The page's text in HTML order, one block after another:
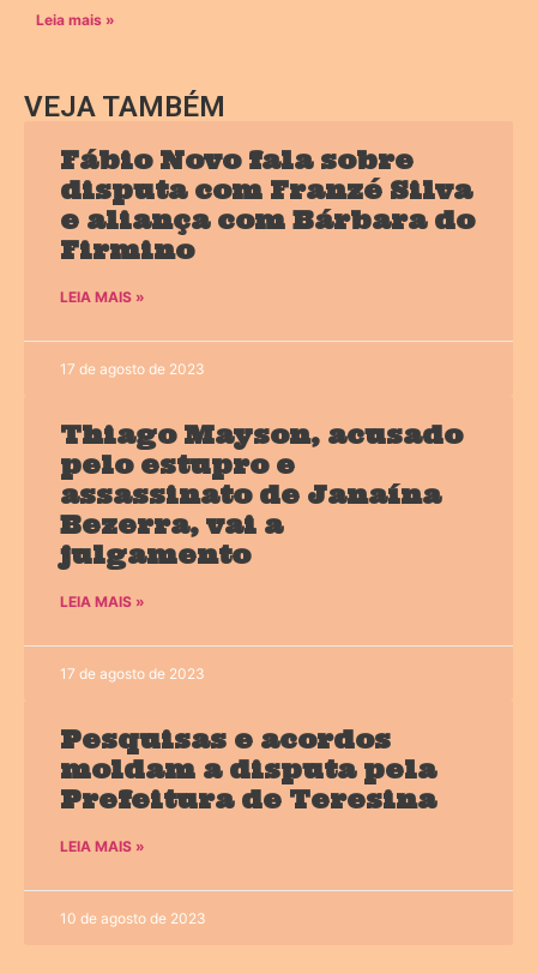
Leia mais »
VEJA TAMBÉM
Fábio Novo fala sobre
disputa com Franzé Silva
e aliança com Bárbara do
Firmino
LEIA MAIS »
17 de agosto de 2023
Thiago Mayson, acusado
pelo estupro e
assassinato de Janaína
Bezerra, vai a
julgamento
LEIA MAIS »
17 de agosto de 2023
Pesquisas e acordos
moldam a disputa pela
Prefeitura de Teresina
LEIA MAIS »
10 de agosto de 2023